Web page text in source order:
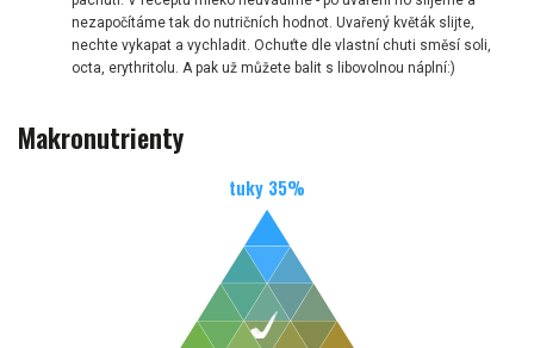
nezapočítáme tak do nutričních hodnot. Uvařený květák slijte,
nechte vykapat a vychladit. Ochuťte dle vlastní chuti směsí soli,
octa, erythritolu. A pak už můžete balit s libovolnou náplní:)
Makronutrienty
tuky 35%